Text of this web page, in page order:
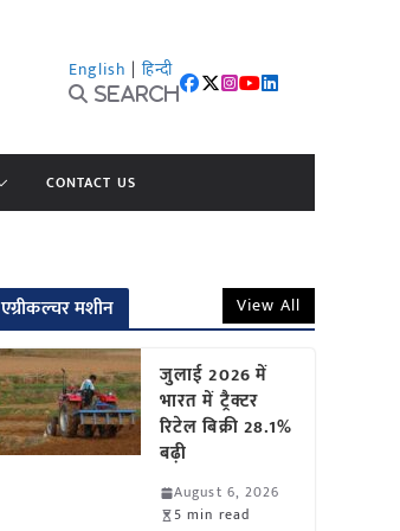
English | हिन्दी
Search
CONTACT US
एग्रीकल्चर मशीन View All
जुलाई 2026 में
भारत में ट्रैक्टर
रिटेल बिक्री 28.1%
बढ़ी
August 6, 2026
5 min read